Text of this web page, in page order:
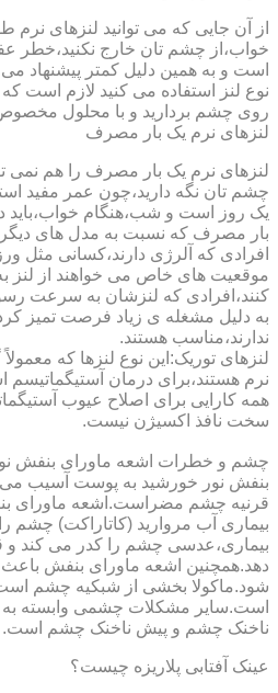
از آن جایی که می توانید لنزهای
خواب،از چشم تان خارج نکنید،خطر
است و به همین دلیل کمتر پیشنهاد می
نوع لنز استفاده می کنید لازم است که
روی چشم بردارید و با محلول
لنزهای نرم یک بار مصرف
لنزهای نرم یک بار مصرف را هم نمی
چشم تان نگه دارید،چون عمر مفید
یک روز است و شب،هنگام خواب،باید
بار مصرف که نسبت به مدل های دیگر
افرادی که آلرژی دارند،کسانی مثل
موقعیت های خاص می خواهند از لنز
کنند،افرادی که لنزشان به سرعت
به دلیل مشغله ی زیاد فرصت تمیز
ندارند،مناسب هستند.
لنزهای توریک:این نوع لنزها که
نرم هستند،برای درمان آستیگماتیسم
همه کارایی برای اصلاح عیوب
سخت نافذ اکسیژن نیست.
چشم و خطرات اشعه ماورای بنفش
بنفش نور خورشید به پوست آسیب
بیماری آب مروارید (کاتاراکت) چشم
بیماری،عدسی چشم را کدر می کند و
دهد.همچنین اشعه ماورای بنفش
شود.ماکولا بخشی از شبکیه چشم است
است.سایر مشکلات چشمی وابسته
ناخنک چشم و پیش ناخنک چشم است.
عینک آفتابی پلاریزه چیست؟